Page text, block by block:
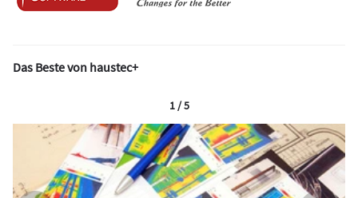
Das Beste von haustec+
1 / 5